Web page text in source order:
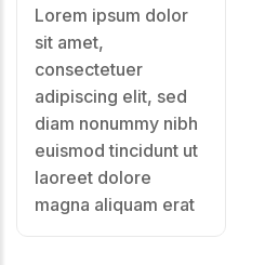
Lorem ipsum dolor
sit amet,
consectetuer
adipiscing elit, sed
diam nonummy nibh
euismod tincidunt ut
laoreet dolore
magna aliquam erat